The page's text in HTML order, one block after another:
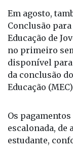
Em agosto,
Conclusão
Educação de
no primeiro
disponível para
da conclusão
Os
escalonada, de